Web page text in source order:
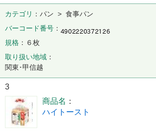
カテゴリ
パン > 食事パン
バーコード番号
規格
６枚
取り扱い地域
関東･甲信越
3
商品名
ハイトースト